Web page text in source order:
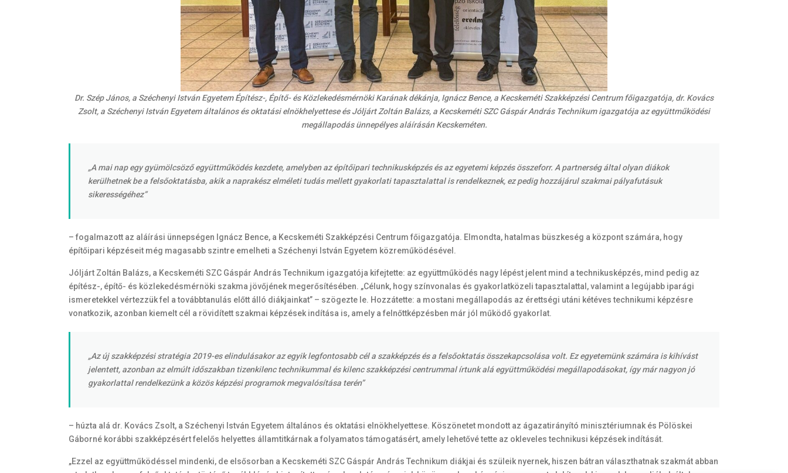
Dr. Szép János, a Széchenyi István Egyetem Építész-, Építő- és Közlekedésmérnöki Karának dékánja, Ignácz Bence, a Kecskeméti Szakképzési Centrum főigazgatója, dr. Kovács
Zsolt, a Széchenyi István Egyetem általános és oktatási elnökhelyettese és Jóljárt Zoltán Balázs, a Kecskeméti SZC Gáspár András Technikum igazgatója az együttműködési
megállapodás ünnepélyes aláírásán Kecskeméten.
„A mai nap egy gyümölcsöző együttműködés kezdete, amelyben az építőipari technikusképzés és az egyetemi képzés összeforr. A partnerség által olyan diákok
kerülhetnek be a felsőoktatásba, akik a naprakész elméleti tudás mellett gyakorlati tapasztalattal is rendelkeznek, ez pedig hozzájárul szakmai pályafutásuk
sikerességéhez”
– fogalmazott az aláírási ünnepségen Ignácz Bence, a Kecskeméti Szakképzési Centrum főigazgatója. Elmondta, hatalmas büszkeség a központ számára, hogy
építőipari képzéseit még magasabb szintre emelheti a Széchenyi István Egyetem közreműködésével.
Jóljárt Zoltán Balázs, a Kecskeméti SZC Gáspár András Technikum igazgatója kifejtette: az együttműködés nagy lépést jelent mind a technikusképzés, mind pedig az
építész-, építő- és közlekedésmérnöki szakma jövőjének megerősítésében. „Célunk, hogy színvonalas és gyakorlatközeli tapasztalattal, valamint a legújabb iparági
ismeretekkel vértezzük fel a továbbtanulás előtt álló diákjainkat” – szögezte le. Hozzátette: a mostani megállapodás az érettségi utáni kétéves technikumi képzésre
vonatkozik, azonban kiemelt cél a rövidített szakmai képzések indítása is, amely a felnőttképzésben már jól működő gyakorlat.
„Az új szakképzési stratégia 2019-es elindulásakor az egyik legfontosabb cél a szakképzés és a felsőoktatás összekapcsolása volt. Ez egyetemünk számára is kihívást
jelentett, azonban az elmúlt időszakban tizenkilenc technikummal és kilenc szakképzési centrummal írtunk alá együttműködési megállapodásokat, így már nagyon jó
gyakorlattal rendelkezünk a közös képzési programok megvalósítása terén”
– húzta alá dr. Kovács Zsolt, a Széchenyi István Egyetem általános és oktatási elnökhelyettese. Köszönetet mondott az ágazatirányító minisztériumnak és Pölöskei
Gáborné korábbi szakképzésért felelős helyettes államtitkárnak a folyamatos támogatásért, amely lehetővé tette az okleveles technikusi képzések indítását.
„Ezzel az együttműködéssel mindenki, de elsősorban a Kecskeméti SZC Gáspár András Technikum diákjai és szüleik nyernek, hiszen bátran választhatnak szakmát abban